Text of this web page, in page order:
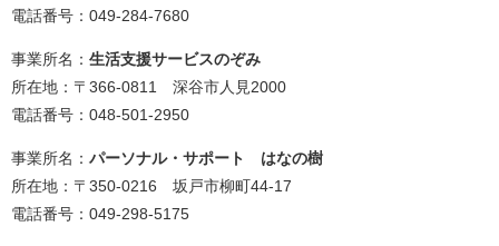
電話番号：049-284-7680
事業所名： 生活支援サービスのぞみ
所在地：〒366-0811 深谷市人見2000
電話番号：048-501-2950
事業所名： パーソナル・サポート はなの樹
所在地：〒350-0216 坂戸市柳町44-17
電話番号：049-298-5175